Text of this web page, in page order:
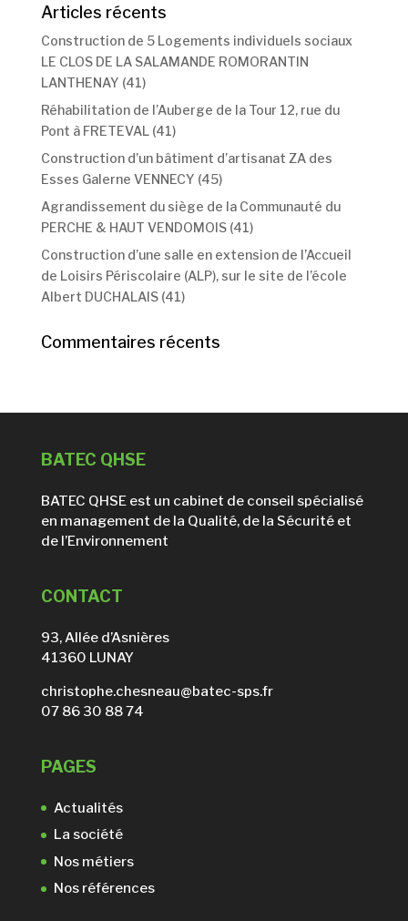
Articles récents
Construction de 5 Logements individuels sociaux
LE CLOS DE LA SALAMANDE ROMORANTIN
LANTHENAY (41)
Réhabilitation de l’Auberge de la Tour 12, rue du
Pont à FRETEVAL (41)
Construction d’un bâtiment d’artisanat ZA des
Esses Galerne VENNECY (45)
Agrandissement du siège de la Communauté du
PERCHE & HAUT VENDOMOIS (41)
Construction d’une salle en extension de l’Accueil
de Loisirs Périscolaire (ALP), sur le site de l’école
Albert DUCHALAIS (41)
Commentaires récents
BATEC QHSE
BATEC QHSE est un cabinet de conseil spécialisé
en management de la Qualité, de la Sécurité et
de l’Environnement
CONTACT
93, Allée d’Asnières
41360 LUNAY
christophe.chesneau@batec-sps.fr
07 86 30 88 74
PAGES
Actualités
La société
Nos métiers
Nos références